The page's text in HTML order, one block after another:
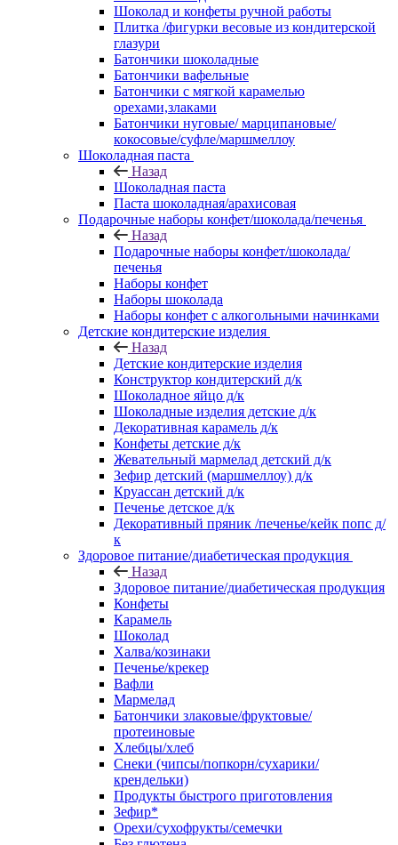
Шоколад и конфеты ручной работы
Плитка /фигурки весовые из кондитерской
глазури
Батончики шоколадные
Батончики вафельные
Батончики с мягкой карамелью
орехами,злаками
Батончики нуговые/ марципановые/
кокосовые/суфле/маршмеллоу
Шоколадная паста
Назад
Шоколадная паста
Паста шоколадная/арахисовая
Подарочные наборы конфет/шоколада/печенья
Назад
Подарочные наборы конфет/шоколада/
печенья
Наборы конфет
Наборы шоколада
Наборы конфет с алкогольными начинками
Детские кондитерские изделия
Назад
Детские кондитерские изделия
Конструктор кондитерский д/к
Шоколадное яйцо д/к
Шоколадные изделия детские д/к
Декоративная карамель д/к
Конфеты детские д/к
Жевательный мармелад детский д/к
Зефир детский (маршмеллоу) д/к
Круассан детский д/к
Печенье детское д/к
Декоративный пряник /печенье/кейк попс д/
к
Здоровое питание/диабетическая продукция
Назад
Здоровое питание/диабетическая продукция
Конфеты
Карамель
Шоколад
Халва/козинаки
Печенье/крекер
Вафли
Мармелад
Батончики злаковые/фруктовые/
протеиновые
Хлебцы/хлеб
Снеки (чипсы/попкорн/сухарики/
крендельки)
Продукты быстрого приготовления
Зефир*
Орехи/сухофрукты/семечки